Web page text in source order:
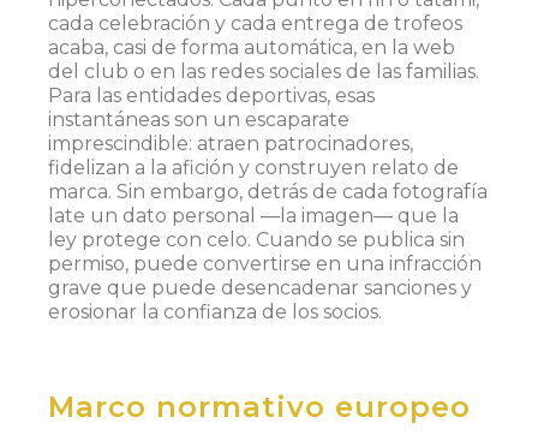
cada celebración y cada entrega de trofeos
acaba, casi de forma automática, en la web
del club o en las redes sociales de las familias.
Para las entidades deportivas, esas
instantáneas son un escaparate
imprescindible: atraen patrocinadores,
fidelizan a la afición y construyen relato de
marca. Sin embargo, detrás de cada fotografía
late un dato personal —la imagen— que la
ley protege con celo. Cuando se publica sin
permiso, puede convertirse en una infracción
grave que puede desencadenar sanciones y
erosionar la confianza de los socios.
Marco normativo europeo